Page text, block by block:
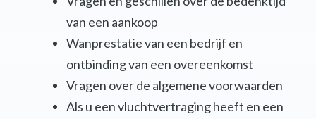
van een aankoop
Wanprestatie van een bedrijf en
ontbinding van een overeenkomst
Vragen over de algemene voorwaarden
Als u een vluchtvertraging heeft en een